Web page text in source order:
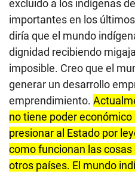
excluido a los indígenas
importantes en los
diría que el mundo
dignidad recibiendo
imposible. Creo que el
generar un desarrollo
emprendimiento.
no tiene poder
presionar al Estado por
como funcionan las
otros países. El mundo